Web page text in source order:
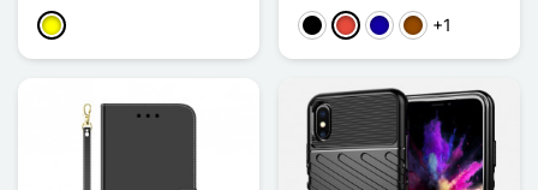
Amarelo PretoVermelhoAzul Escuro
Castanho
+1